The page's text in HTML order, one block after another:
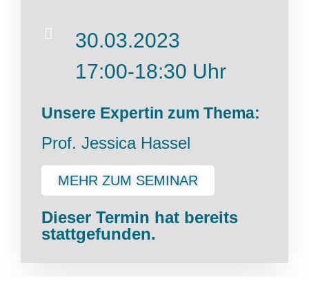
30.03.2023
17:00-18:30 Uhr
Unsere Expertin zum Thema:
Prof. Jessica Hassel
MEHR ZUM SEMINAR
Dieser Termin hat bereits
stattgefunden.